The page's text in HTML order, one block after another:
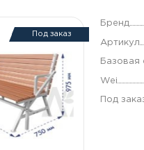
Под заказ
Бренд
Артикул
Базовая
Wei
Под